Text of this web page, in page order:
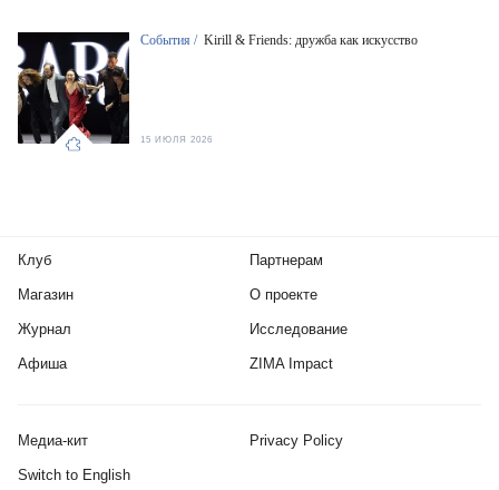
События / Kirill & Friends: дружба как искусство
15 ИЮЛЯ 2026
Клуб
Магазин
Журнал
Афиша
Партнерам
О проекте
Исследование
ZIMA Impact
Медиа-кит Privacy Policy
Switch to English